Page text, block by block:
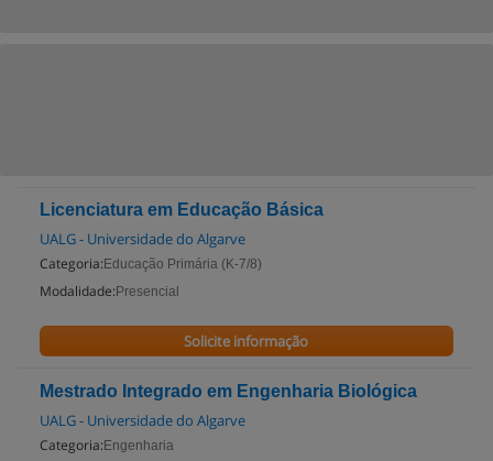
Licenciatura em Educação Básica
UALG - Universidade do Algarve
Categoria: Educação Primária (K-7/8)
Modalidade: Presencial
Solicite informação
Mestrado Integrado em Engenharia Biológica
UALG - Universidade do Algarve
Categoria: Engenharia